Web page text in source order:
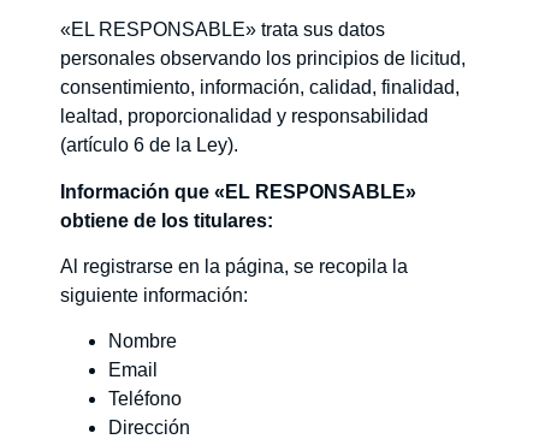
«EL RESPONSABLE» trata sus datos
personales observando los principios de licitud,
consentimiento, información, calidad, finalidad,
lealtad, proporcionalidad y responsabilidad
(artículo 6 de la Ley).
Información que «EL RESPONSABLE»
obtiene de los titulares:
Al registrarse en la página, se recopila la
siguiente información:
Nombre
Email
Teléfono
Dirección